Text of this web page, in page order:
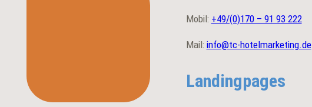
Mobil: +49/(0)170 – 91 93 222
Mail: info@tc-hotelmarketing.de
Landingpages